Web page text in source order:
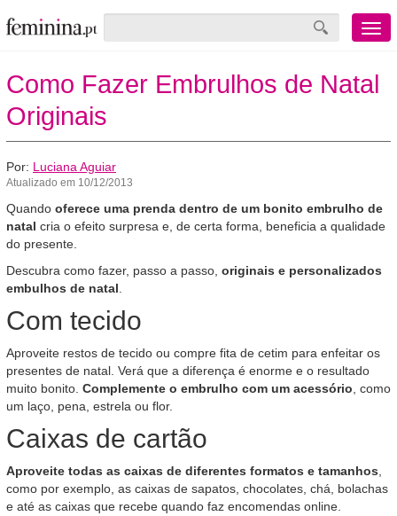
Menu
mobile
Como Fazer Embrulhos de Natal
Originais
Por: Luciana Aguiar
Atualizado em 10/12/2013
Quando oferece uma prenda dentro de um bonito embrulho de
natal cria o efeito surpresa e, de certa forma, beneficia a qualidade
do presente.
Descubra como fazer, passo a passo, originais e personalizados
embulhos de natal
Com tecido
Aproveite restos de tecido ou compre fita de cetim para enfeitar os
presentes de natal. Verá que a diferença é enorme e o resultado
muito bonito. Complemente o embrulho com um acessório , como
um laço, pena, estrela ou flor.
Caixas de cartão
Aproveite todas as caixas de diferentes formatos e tamanhos
como por exemplo, as caixas de sapatos, chocolates, chá, bolachas
e até as caixas que recebe quando faz encomendas online.